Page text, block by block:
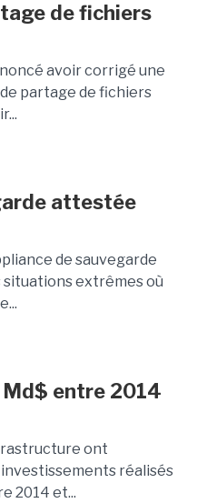
de fichiers
avoir corrigé une
partage de fichiers
attestée
de sauvegarde
situations extrêmes où
Md$ entre 2014
ont
réalisés
2014 et...